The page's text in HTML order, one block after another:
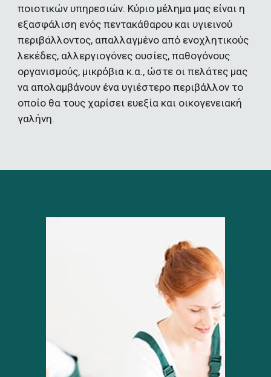
ποιοτικών υπηρεσιών. Κύριο μέλημα μας είναι η
εξασφάλιση ενός πεντακάθαρου και υγιεινού
περιβάλλοντος, απαλλαγμένο από ενοχλητικούς
λεκέδες, αλλεργιογόνες ουσίες, παθογόνους
οργανισμούς, μικρόβια κ.α., ώστε οι πελάτες μας
να απολαμβάνουν ένα υγιέστερο περιβάλλον το
οποίο θα τους χαρίσει ευεξία και οικογενειακή
γαλήνη.